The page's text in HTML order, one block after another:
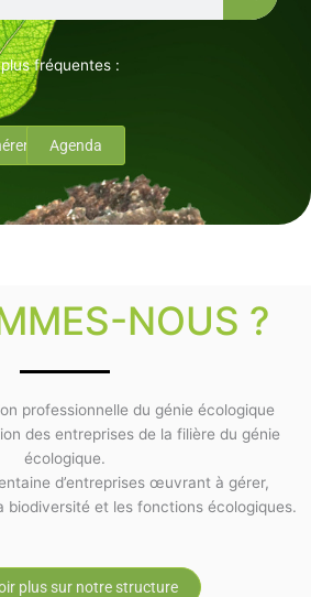
fréquentes :
Agenda
NOUS ?
professionnelle du génie écologique
des entreprises de la filière du génie
écologique.
d’entreprises œuvrant à gérer,
biodiversité et les fonctions écologiques.
plus sur notre structure